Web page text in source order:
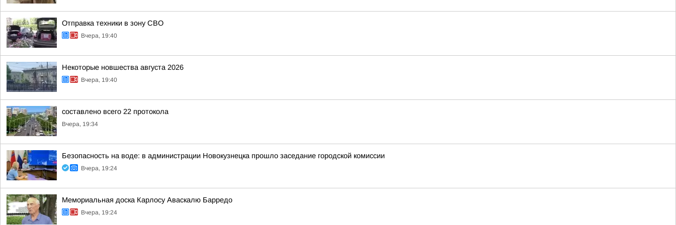
Отправка техники в зону СВО
Вчера, 19:40
Некоторые новшества августа 2026
Вчера, 19:40
составлено всего 22 протокола
Вчера, 19:34
Безопасность на воде: в администрации Новокузнецка прошло заседание городской комиссии
Вчера, 19:24
Мемориальная доска Карлосу Аваскалю Барредо
Вчера, 19:24